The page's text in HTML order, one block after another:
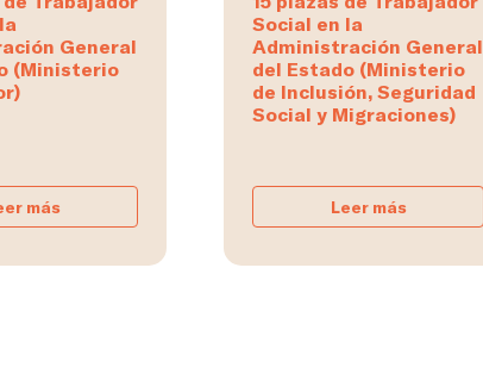
General
(Ministerio
más
Social en la
Administración General
del Estado (Ministerio
de Inclusión, Seguridad
Social y Migraciones)
Leer más